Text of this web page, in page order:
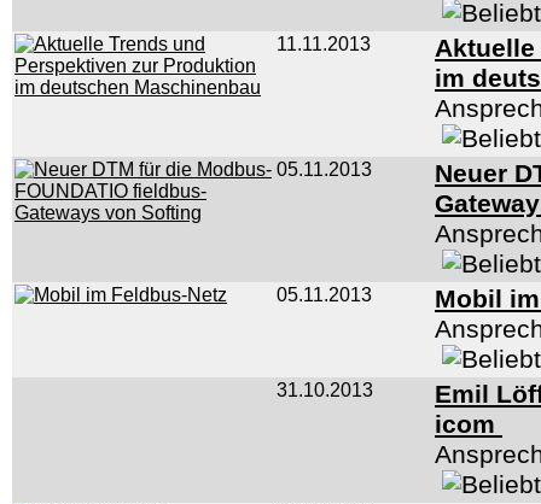
11.11.2013
Aktuelle
im
05.11.2013
Neuer
05.11.2013
Mobil
31.10.2013
Emil
icom